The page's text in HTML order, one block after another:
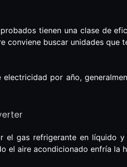
tienen una clase de
conviene buscar unidades
por año,
el gas refrigerante en líquido
el aire acondicionado enfría la